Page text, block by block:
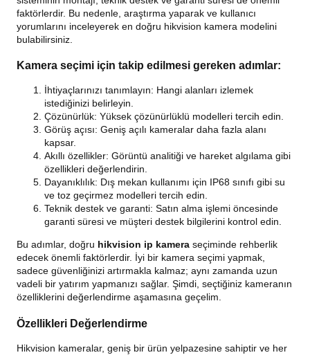
faktörlerdir. Bu nedenle, araştırma yaparak ve kullanıcı
yorumlarını inceleyerek en doğru hikvision kamera modelini
bulabilirsiniz.
Kamera seçimi için takip edilmesi gereken adımlar:
İhtiyaçlarınızı tanımlayın: Hangi alanları izlemek
istediğinizi belirleyin.
Çözünürlük: Yüksek çözünürlüklü modelleri tercih edin.
Görüş açısı: Geniş açılı kameralar daha fazla alanı
kapsar.
Akıllı özellikler: Görüntü analitiği ve hareket algılama gibi
özellikleri değerlendirin.
Dayanıklılık: Dış mekan kullanımı için IP68 sınıfı gibi su
ve toz geçirmez modelleri tercih edin.
Teknik destek ve garanti: Satın alma işlemi öncesinde
garanti süresi ve müşteri destek bilgilerini kontrol edin.
Bu adımlar, doğru hikvision ip kamera seçiminde rehberlik
edecek önemli faktörlerdir. İyi bir kamera seçimi yapmak,
sadece güvenliğinizi artırmakla kalmaz; aynı zamanda uzun
vadeli bir yatırım yapmanızı sağlar. Şimdi, seçtiğiniz kameranın
özelliklerini değerlendirme aşamasına geçelim.
Özellikleri Değerlendirme
Hikvision kameralar, geniş bir ürün yelpazesine sahiptir ve her